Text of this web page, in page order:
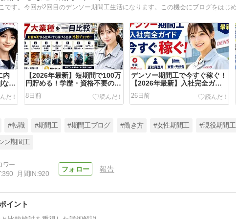
内
な理
金
【2026年最新】短期間で100万
円貯める！学歴・資格不要の稼
げる仕事7選を徹底比較
8日前
デンソー期間工で今すぐ稼ぐ！
【2026年最新】入社完全ガイ
ド｜年収500万・正社員登用実
績多数
26日前
工
シ
#転職 #期間工 #期間工ブログ #働き方 #女性期間工 #現役期間工
ン期間工
390 月間IN:920
報告
イント